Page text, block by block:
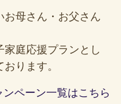
お母さん・お父さん
庭応援プランとし
ります。
ンペーン一覧はこちら